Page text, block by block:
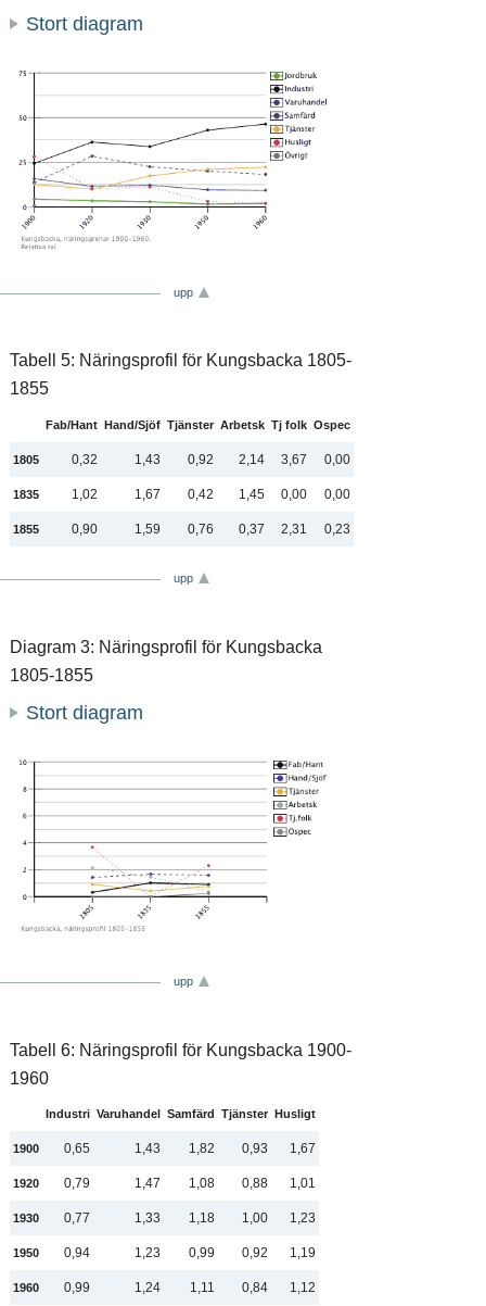
Stort diagram
upp
Tabell 5: Näringsprofil för Kungsbacka 1805-
1855
Fab/Hant Hand/Sjöf Tjänster Arbetsk Tj folk Ospec
1805 0,32 1,43 0,92 2,14 3,67 0,00
1835 1,02 1,67 0,42 1,45 0,00 0,00
1855 0,90 1,59 0,76 0,37 2,31 0,23
upp
Diagram 3: Näringsprofil för Kungsbacka
1805-1855
Stort diagram
upp
Tabell 6: Näringsprofil för Kungsbacka 1900-
1960
Industri Varuhandel Samfärd Tjänster Husligt
1900 0,65 1,43 1,82 0,93 1,67
1920 0,79 1,47 1,08 0,88 1,01
1930 0,77 1,33 1,18 1,00 1,23
1950 0,94 1,23 0,99 0,92 1,19
1960 0,99 1,24 1,11 0,84 1,12